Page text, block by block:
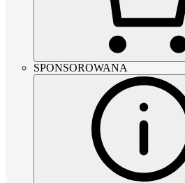
SPONSOROWANA